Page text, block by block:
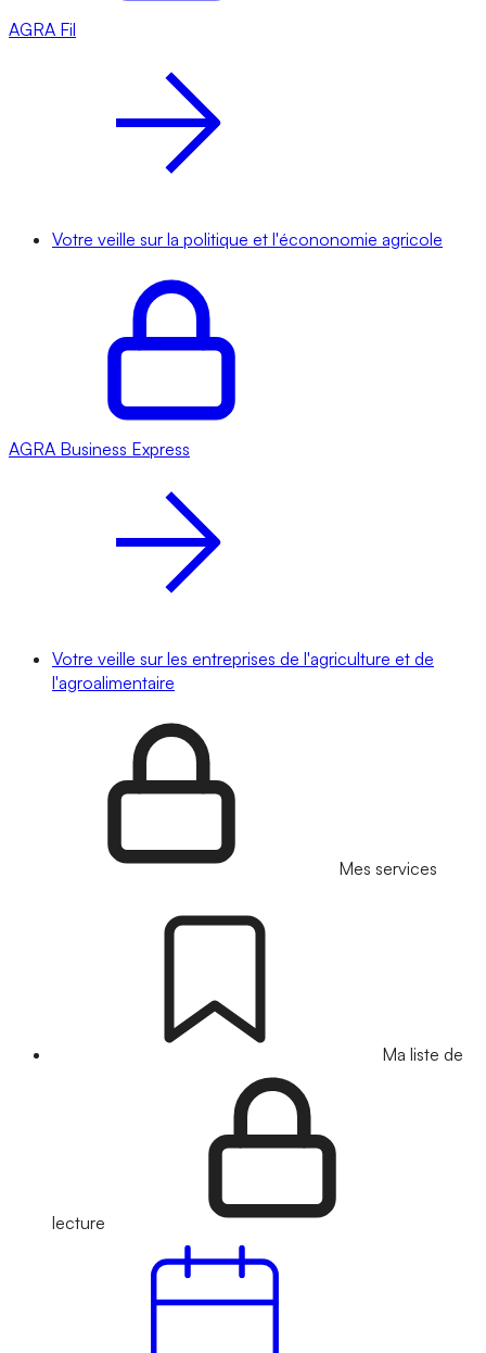
AGRA Fil
Votre veille sur la politique et l'écononomie agricole
AGRA Business Express
Votre veille sur les entreprises de l'agriculture et de
l'agroalimentaire
Mes services
Ma liste de
lecture